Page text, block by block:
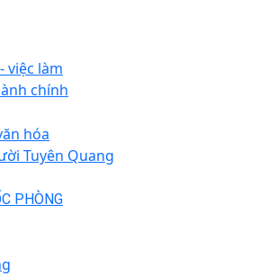
việc làm
chính
hóa
Tuyên Quang
PHÒNG